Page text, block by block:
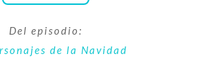
Del episodio:
de la Navidad